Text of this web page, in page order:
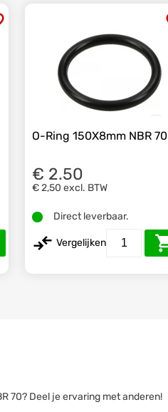
O-Ring 150X8mm NBR 70
€ 2.50
€ 2,50 excl. BTW
Direct leverbaar.
Vergelijken
70? Deel je ervaring met anderen!